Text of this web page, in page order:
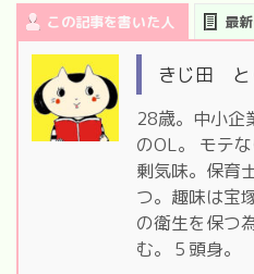
この記事を書いた人 最
きじ田 と
28歳。中小企
のOL。 モテ
剰気味。保育
つ。趣味は宝
の衛生を保つ
む。５頭身。